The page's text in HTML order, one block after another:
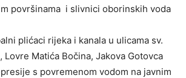
površinama i slivnici oborinskih voda
plićaci rijeka i kanala u ulicama sv.
Lovre Matića Bočina, Jakova Gotovca
s povremenom vodom na javnim